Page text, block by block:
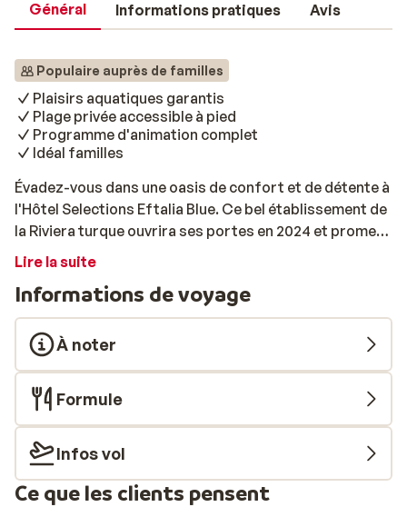
Général Informations pratiques Avis
Populaire auprès de familles
Plaisirs aquatiques garantis
Plage privée accessible à pied
Programme d'animation complet
Idéal familles
Évadez-vous dans une oasis de confort et de détente à
l'Hôtel Selections Eftalia Blue. Ce bel établissement de
la Riviera turque ouvrira ses portes en 2024 et promet
une expérience de vacances mémorable. Profitez de
accueil chaleureux. Chaque chambre est joliement
décorée et vous pourrez profiter de vues
spectaculaires sur la mer ou sur les jardins luxuriants
du complexe. Laissez vos soucis derrière vous en
profitant des nombreuses commodités, dont un vaste
centre de bien-être, des restaurants gastronomiques
et une gamme d'activités pour tous les âges. Que vous
souhaitiez vous détendre à la plage un cocktail à la main
ou partir à la découverte des villes voisines, cet hôtel
est le choix idéal!
Lire la suite
Informations de voyage
À noter
Formule
Infos vol
Ce que les clients pensent